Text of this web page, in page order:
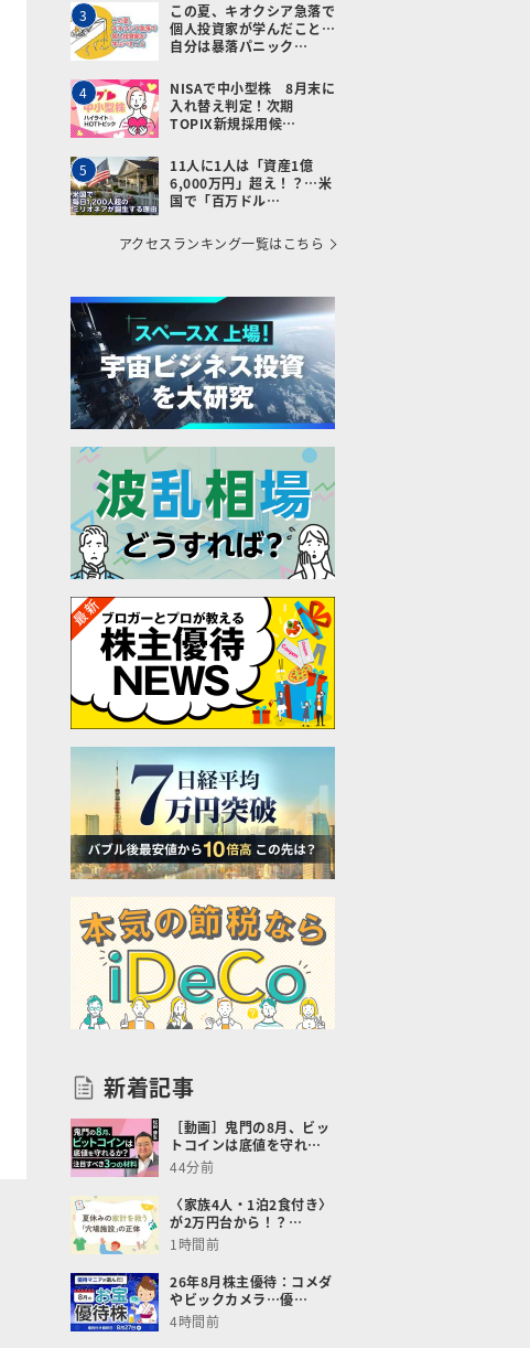
3
この夏、キオクシア急落で
個人投資家が学んだこと…
自分は暴落パニック…
4
NISAで中小型株 8月末に
入れ替え判定！次期
TOPIX新規採用候…
5
11人に1人は「資産1億
6,000万円」超え！？…米
国で「百万ドル…
アクセスランキング一覧はこちら
新着記事
［動画］鬼門の8月、ビッ
トコインは底値を守れ…
44分前
〈家族4人・1泊2食付き〉
が2万円台から！？…
1時間前
26年8月株主優待：コメダ
やビックカメラ…優…
4時間前